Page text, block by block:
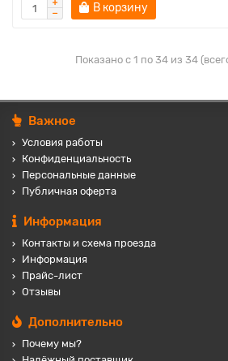
В корзину
Показано с 1 по 34 из 34
Важное
Условия работы
Конфиденциальность
Персональные данные
Публичная оферта
Информация
Контакты и схема проезда
Информация
Прайс-лист
Отзывы
Дополнительно
Почему мы?